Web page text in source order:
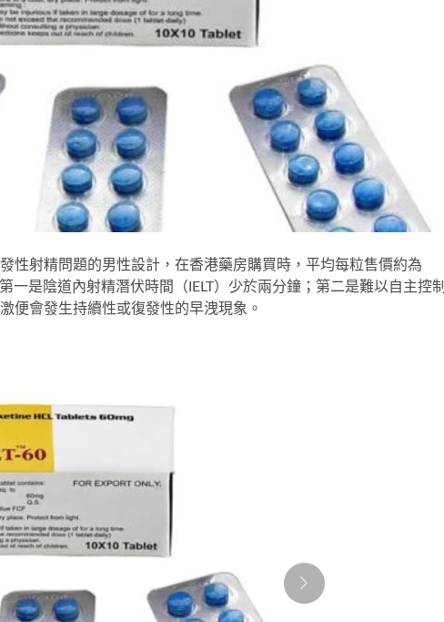
性射精問題的男性設計，在香港藥房購買時，平均每粒售價約為
一是陰道內射精潛伏時間（IELT）少於兩分鐘；第二是難以自主控制
便會發生持續性或復發性的早洩現象。